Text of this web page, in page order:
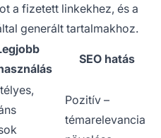
a fizetett linkekhez, és a
generált tartalmakhoz.
SEO hatás
Pozitív –
témarelevancia